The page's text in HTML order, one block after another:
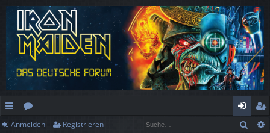
ch
or
n
eg
Anmelden Registrieren